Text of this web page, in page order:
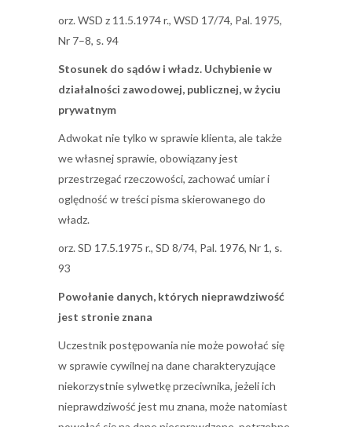
orz. WSD z 11.5.1974 r., WSD 17/74, Pal. 1975,
Nr 7–8, s. 94
Stosunek do sądów i władz. Uchybienie w
działalności zawodowej, publicznej, w życiu
prywatnym
Adwokat nie tylko w sprawie klienta, ale także
we własnej sprawie, obowiązany jest
przestrzegać rzeczowości, zachować umiar i
oględność w treści pisma skierowanego do
władz.
orz. SD 17.5.1975 r., SD 8/74, Pal. 1976, Nr 1, s.
93
Powołanie danych, których nieprawdziwość
jest stronie znana
Uczestnik postępowania nie może powołać się
w sprawie cywilnej na dane charakteryzujące
niekorzystnie sylwetkę przeciwnika, jeżeli ich
nieprawdziwość jest mu znana, może natomiast